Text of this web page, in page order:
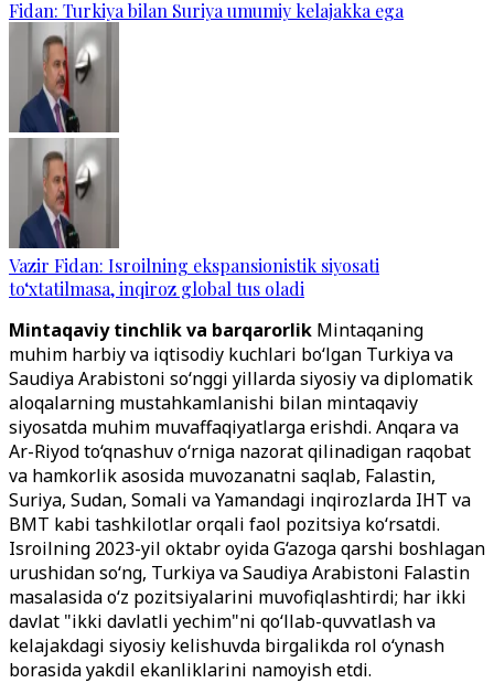
Fidan: Turkiya bilan Suriya umumiy kelajakka ega
Vazir Fidan: Isroilning ekspansionistik siyosati
to‘xtatilmasa, inqiroz global tus oladi
Mintaqaviy tinchlik va barqarorlik Mintaqaning
muhim harbiy va iqtisodiy kuchlari bo‘lgan Turkiya va
Saudiya Arabistoni so‘nggi yillarda siyosiy va diplomatik
aloqalarning mustahkamlanishi bilan mintaqaviy
siyosatda muhim muvaffaqiyatlarga erishdi. Anqara va
Ar-Riyod to‘qnashuv o‘rniga nazorat qilinadigan raqobat
va hamkorlik asosida muvozanatni saqlab, Falastin,
Suriya, Sudan, Somali va Yamandagi inqirozlarda IHT va
BMT kabi tashkilotlar orqali faol pozitsiya ko‘rsatdi.
Isroilning 2023-yil oktabr oyida G‘azoga qarshi boshlagan
urushidan so‘ng, Turkiya va Saudiya Arabistoni Falastin
masalasida o‘z pozitsiyalarini muvofiqlashtirdi; har ikki
davlat "ikki davlatli yechim"ni qo‘llab-quvvatlash va
kelajakdagi siyosiy kelishuvda birgalikda rol o‘ynash
borasida yakdil ekanliklarini namoyish etdi.